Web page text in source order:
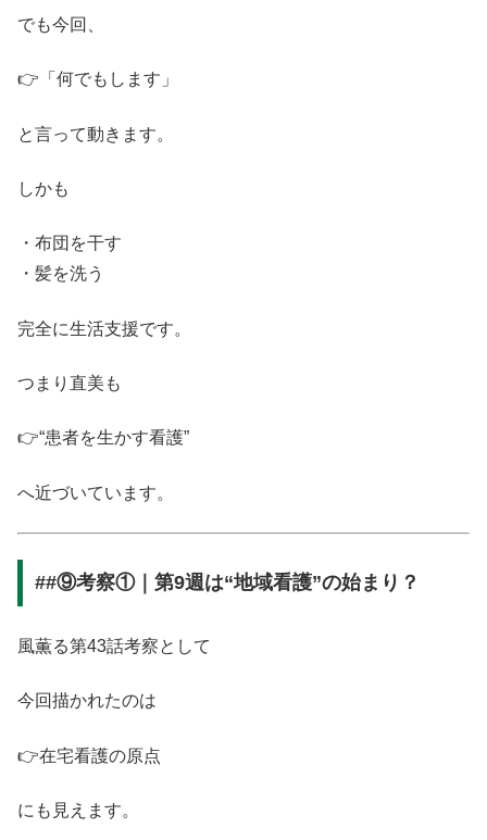
でも今回、
👉「何でもします」
と言って動きます。
しかも
・布団を干す
・髪を洗う
完全に生活支援です。
つまり直美も
👉“患者を生かす看護”
へ近づいています。
##⑨考察①｜第9週は“地域看護”の始まり？
風薫る第43話考察として
今回描かれたのは
👉在宅看護の原点
にも見えます。